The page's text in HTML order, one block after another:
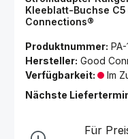
Kleeblatt-Buchse
Connections®
Produktnummer:
Hersteller: Good
Verfügbarkeit:
Im
Nächste
Für